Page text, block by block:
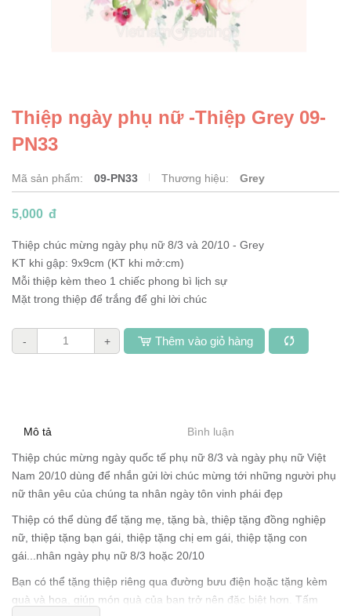
Thiệp ngày phụ nữ -Thiệp Grey 09-
PN33
Mã sản phẩm: 09-PN33 Thương hiệu: Grey
5,000 đ
Thiệp chúc mừng ngày phụ nữ 8/3 và 20/10 - Grey
KT khi gập: 9x9cm (KT khi mở:cm)
Mỗi thiệp kèm theo 1 chiếc phong bì lịch sự
Mặt trong thiệp để trắng để ghi lời chúc
- + Thêm vào giỏ hàng
Mô tả Bình luận
Thiệp chúc mừng ngày quốc tế phụ nữ 8/3 và ngày phụ nữ Việt
Nam 20/10 dùng để nhắn gửi lời chúc mừng tới những người phụ
nữ thân yêu của chúng ta nhân ngày tôn vinh phái đẹp
Thiệp có thể dùng để tặng mẹ, tặng bà, thiệp tặng đồng nghiệp
nữ, thiệp tặng bạn gái, thiệp tặng chị em gái, thiệp tặng con
gái...nhân ngày phụ nữ 8/3 hoặc 20/10
Bạn có thể tặng thiệp riêng qua đường bưu điện hoặc tặng kèm
quà và hoa, giúp món quà của bạn trở nên đặc biệt hơn. Tấm